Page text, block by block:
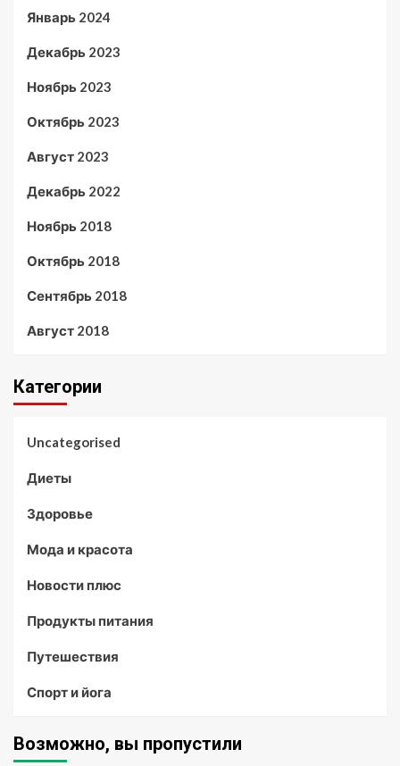
Январь 2024
Декабрь 2023
Ноябрь 2023
Октябрь 2023
Август 2023
Декабрь 2022
Ноябрь 2018
Октябрь 2018
Сентябрь 2018
Август 2018
Категории
Uncategorised
Диеты
Здоровье
Мода и красота
Новости плюс
Продукты питания
Путешествия
Спорт и йога
Возможно, вы пропустили